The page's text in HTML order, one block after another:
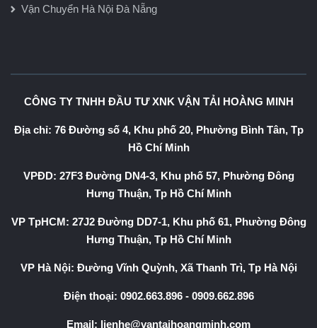
Vận Chuyển Hà Nội Đà Nẵng
CÔNG TY TNHH ĐẦU TƯ XNK VẬN TẢI HOÀNG MINH
Địa chỉ: 76 Đường số 4, Khu phố 20, Phường Bình Tân, Tp
Hồ Chí Minh
VPĐD: 27F3 Đường DN4-3, Khu phố 57, Phường Đông
Hưng Thuận, Tp Hồ Chí Minh
VP TpHCM: 27J2 Đường DD7-1, Khu phố 61, Phường Đông
Hưng Thuận, Tp Hồ Chí Minh
VP Hà Nội: Đường Vĩnh Quỳnh, Xã Thanh Trì, Tp Hà Nội
Điện thoại: 0902.663.896- 0909.662.896
Email: lienhe@vantaihoangminh.com